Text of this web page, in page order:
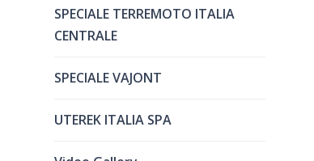
SPECIALE TERREMOTO ITALIA
CENTRALE
SPECIALE VAJONT
UTEREK ITALIA SPA